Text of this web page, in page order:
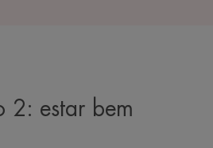
2: estar bem